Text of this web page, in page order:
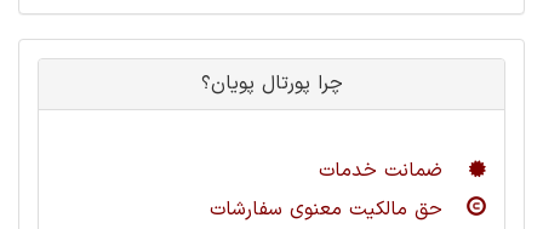
چرا پورتال پویان؟
ضمانت خدمات
حق مالکیت معنوی سفارشات